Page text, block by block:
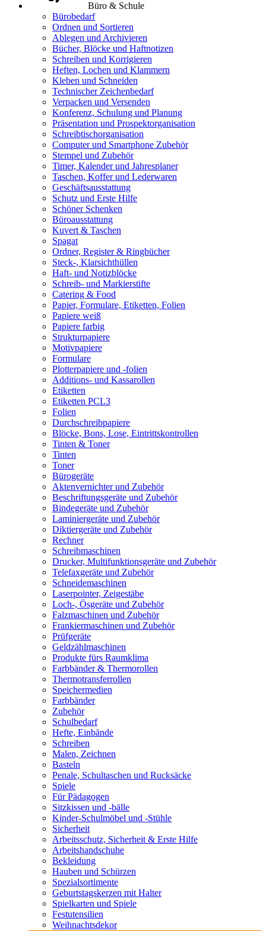
Büro & Schule
Bürobedarf
Ordnen und Sortieren
Ablegen und Archivieren
Bücher, Blöcke und Haftnotizen
Schreiben und Korrigieren
Heften, Lochen und Klammern
Kleben und Schneiden
Technischer Zeichenbedarf
Verpacken und Versenden
Konferenz, Schulung und Planung
Präsentation und Prospektorganisation
Schreibtischorganisation
Computer und Smartphone Zubehör
Stempel und Zubehör
Timer, Kalender und Jahresplaner
Taschen, Koffer und Lederwaren
Geschäftsausstattung
Schutz und Erste Hilfe
Schöner Schenken
Büroausstattung
Kuvert & Taschen
Spagat
Ordner, Register & Ringbücher
Steck-, Klarsichthüllen
Haft- und Notizblöcke
Schreib- und Markierstifte
Catering & Food
Papier, Formulare, Etiketten, Folien
Papiere weiß
Papiere farbig
Strukturpapiere
Motivpapiere
Formulare
Plotterpapiere und -folien
Additions- und Kassarollen
Etiketten
Etiketten PCL3
Folien
Durchschreibpapiere
Blöcke, Bons, Lose, Eintrittskontrollen
Tinten & Toner
Tinten
Toner
Bürogeräte
Aktenvernichter und Zubehör
Beschriftungsgeräte und Zubehör
Bindegeräte und Zubehör
Laminiergeräte und Zubehör
Diktiergeräte und Zubehör
Rechner
Schreibmaschinen
Drucker, Multifunktionsgeräte und Zubehör
Telefaxgeräte und Zubehör
Schneidemaschinen
Laserpointer, Zeigestäbe
Loch-, Ösgeräte und Zubehör
Falzmaschinen und Zubehör
Frankiermaschinen und Zubehör
Prüfgeräte
Geldzählmaschinen
Produkte fürs Raumklima
Farbbänder & Thermorollen
Thermotransferrollen
Speichermedien
Farbbänder
Zubehör
Schulbedarf
Hefte, Einbände
Schreiben
Malen, Zeichnen
Basteln
Penale, Schultaschen und Rucksäcke
Spiele
Für Pädagogen
Sitzkissen und -bälle
Kinder-Schulmöbel und -Stühle
Sicherheit
Arbeitsschutz, Sicherheit & Erste Hilfe
Arbeitshandschuhe
Bekleidung
Hauben und Schürzen
Spezialsortimente
Geburtstagskerzen mit Halter
Spielkarten und Spiele
Festutensilien
Weihnachtsdekor